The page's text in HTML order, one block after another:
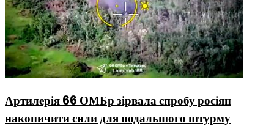
Артилерія 66 ОМБр зірвала спробу росіян
накопичити сили для подальшого штурму